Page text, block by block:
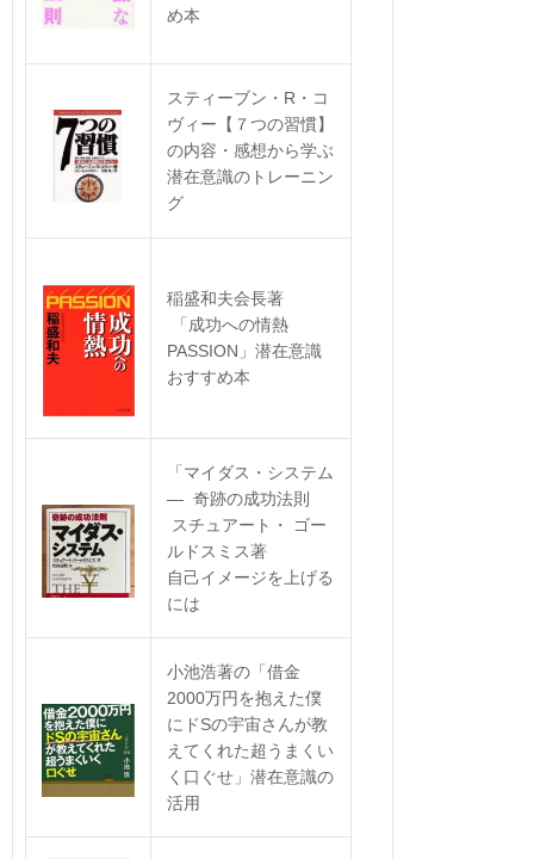
め本
スティーブン・R・コ
ヴィー【７つの習慣】
の内容・感想から学ぶ
潜在意識のトレーニン
グ
稲盛和夫会長著
「成功への情熱
PASSION」潜在意識
おすすめ本
「マイダス・システム
― 奇跡の成功法則
スチュアート・ ゴー
ルドスミス著
自己イメージを上げる
には
小池浩著の「借金
2000万円を抱えた僕
にドSの宇宙さんが教
えてくれた超うまくい
く口ぐせ」潜在意識の
活用